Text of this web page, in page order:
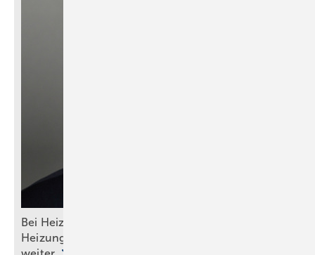
Bei Heizungswahl nicht auf Politik hören: Das
Heizungsgesetz ist tot, die Wärmepumpe lebt